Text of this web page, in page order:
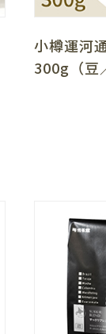
小樽運河
300g（豆